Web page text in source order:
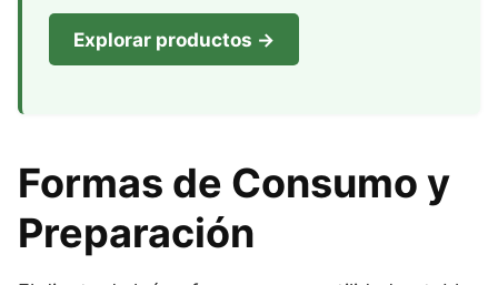
Explorar productos →
Formas de Consumo y
Preparación